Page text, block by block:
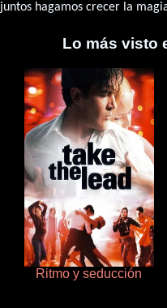
juntos hagamos crecer la
Lo más visto
Ritmo y seducción